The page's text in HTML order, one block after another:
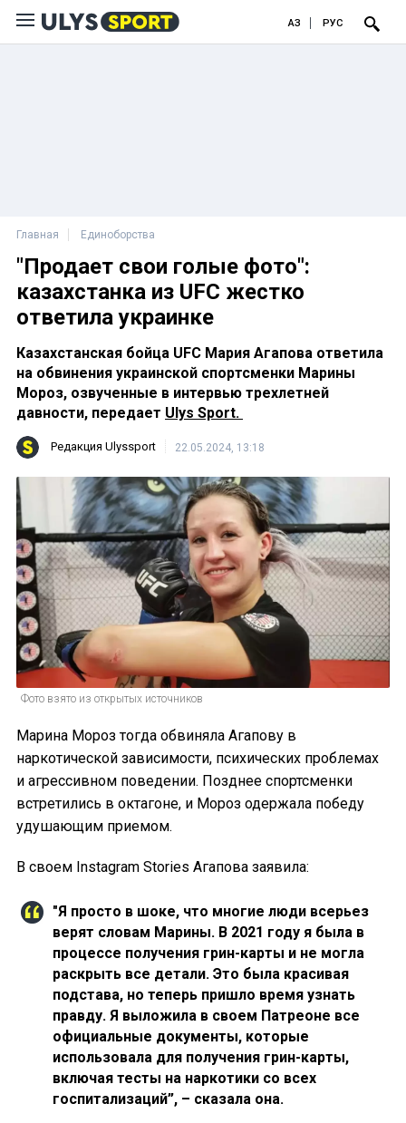
ҚАЗ РУС
Главная Единоборства
"Продает свои голые фото":
казахстанка из UFC жестко
ответила украинке
Казахстанская бойца UFC Мария Агапова ответила
на обвинения украинской спортсменки Марины
Мороз, озвученные в интервью трехлетней
давности, передает Ulys Sport.
Редакция Ulyssport 22.05.2024, 13:18
Фото взято из открытых источников
Марина Мороз тогда обвиняла Агапову в
наркотической зависимости, психических проблемах
и агрессивном поведении. Позднее спортсменки
встретились в октагоне, и Мороз одержала победу
удушающим приемом.
В своем Instagram Stories Агапова заявила:
"Я просто в шоке, что многие люди всерьез
верят словам Марины. В 2021 году я была в
процессе получения грин-карты и не могла
раскрыть все детали. Это была красивая
подстава, но теперь пришло время узнать
правду. Я выложила в своем Патреоне все
официальные документы, которые
использовала для получения грин-карты,
включая тесты на наркотики со всех
госпитализаций”, – сказала она.